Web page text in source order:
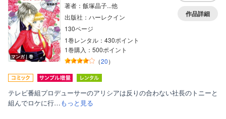
マンガ｜巻
著者：飯塚晶子...他
出版社：ハーレクイン
130ページ
1巻レンタル：430ポイント
1巻購入：500ポイント
（20）
作品詳細
テレビ番組プロデューサーのアリシアは反りの合わない社長のトニーと
組んでロケに行…もっと見る